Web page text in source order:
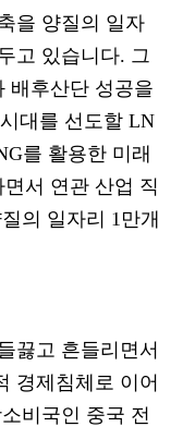
을 양질의 일자
고 있습니다. 그
배후산단 성공을
대를 선도할 LN
를 활용한 미래
서 연관 산업 직
의 일자리 1만개
끓고 흔들리면서
경제침체로 이어
비국인 중국 전